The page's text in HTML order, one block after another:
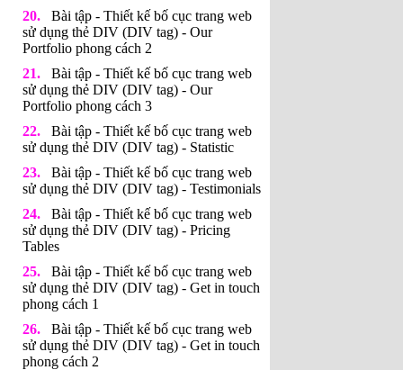
Bài tập - Thiết kế bố cục trang web
sử dụng thẻ DIV (DIV tag) - Our
Portfolio phong cách 2
Bài tập - Thiết kế bố cục trang web
sử dụng thẻ DIV (DIV tag) - Our
Portfolio phong cách 3
Bài tập - Thiết kế bố cục trang web
sử dụng thẻ DIV (DIV tag) - Statistic
Bài tập - Thiết kế bố cục trang web
sử dụng thẻ DIV (DIV tag) - Testimonials
Bài tập - Thiết kế bố cục trang web
sử dụng thẻ DIV (DIV tag) - Pricing
Tables
Bài tập - Thiết kế bố cục trang web
sử dụng thẻ DIV (DIV tag) - Get in touch
phong cách 1
Bài tập - Thiết kế bố cục trang web
sử dụng thẻ DIV (DIV tag) - Get in touch
phong cách 2